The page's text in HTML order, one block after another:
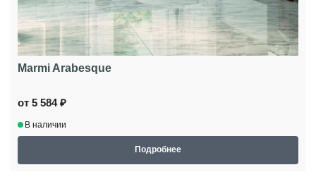
Marmi Arabesque
от 5 584 ₽
В наличии
Подробнее